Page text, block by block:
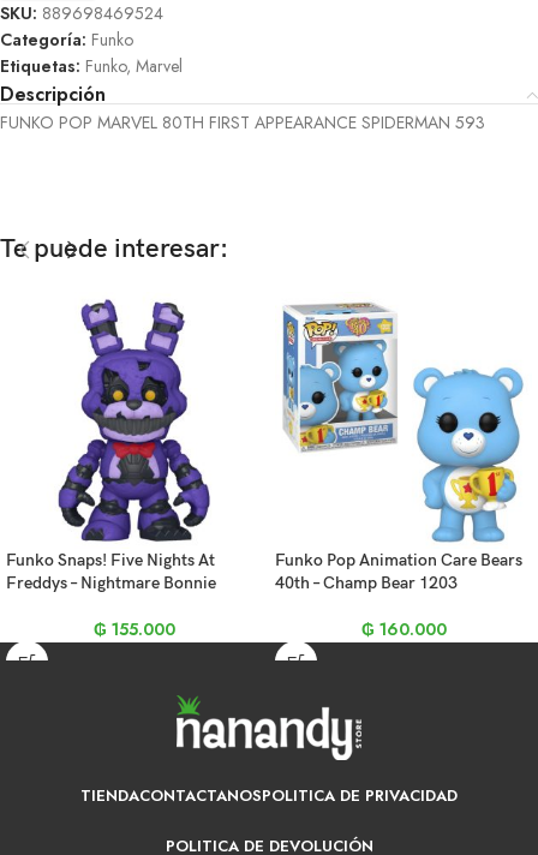
SKU: 889698469524
Categoría: Funko
Etiquetas: Funko, Marvel
Descripción
FUNKO POP MARVEL 80TH FIRST APPEARANCE SPIDERMAN 593
Te puede interesar:
Funko Snaps! Five Nights At
Freddys – Nightmare Bonnie
₲ 155.000
Funko Pop Animation Care Bears
40th – Champ Bear 1203
₲ 160.000
TIENDACONTACTANOSPOLITICA DE PRIVACIDAD
POLITICA DE DEVOLUCIÓN